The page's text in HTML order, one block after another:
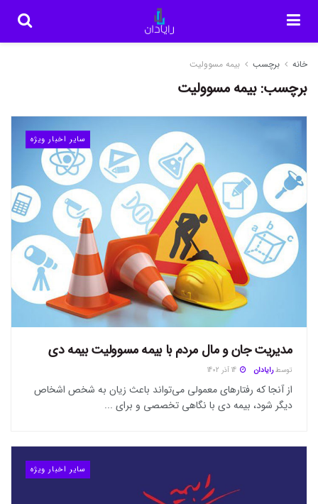
خانه برچسب بیمه مسوولیت
برچسب:بیمه مسوولیت
سایر اخبار ویژه
مدیریت جان و مال مردم با بیمه مسوولیت بیمه دی
توسط رایادان
از آنجا که رفتار‌های معمولی می‌تواند باعث زیان به شخص اشخاص
دیگر شود، بیمه دی با نگاهی تخصصی و برای ...
سایر اخبار ویژه